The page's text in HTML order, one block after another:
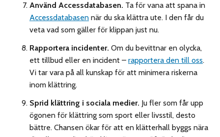
Använd Accessdatabasen. Ta för vana att spana in
Accessdatabasen när du ska klättra ute. I den får du
veta vad som gäller för klippan just nu.
Rapportera incidenter. Om du bevittnar en olycka,
ett tillbud eller en incident – rapportera den till oss.
Vi tar vara på all kunskap för att minimera riskerna
inom klättring.
Sprid klättring i sociala medier. Ju fler som får upp
ögonen för klättring som sport eller livsstil, desto
bättre. Chansen ökar för att en klätterhall byggs nära